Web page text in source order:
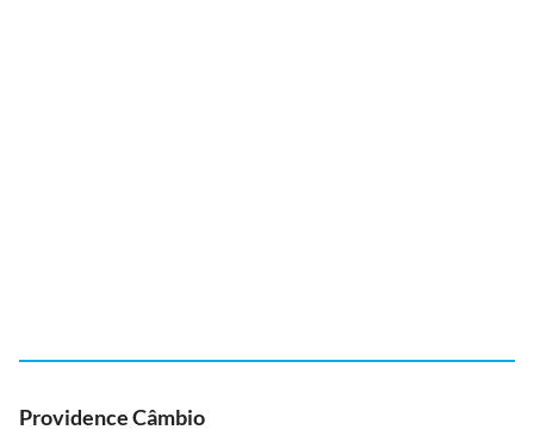
Providence Câmbio